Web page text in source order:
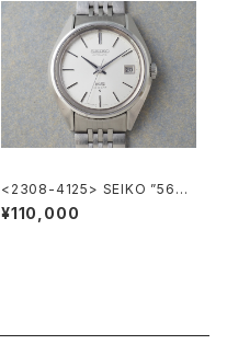
<2308-4125> SEIKO ”56K
S" KING SEIKO
¥110,000